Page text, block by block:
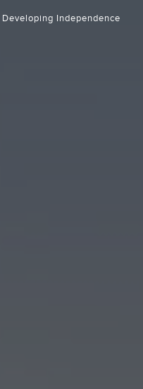
Developing Independence